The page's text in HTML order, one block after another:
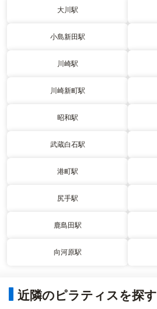
大川駅
小島新田駅
川崎駅
川崎新町駅
昭和駅
武蔵白石駅
港町駅
尻手駅
鹿島田駅
向河原駅
近隣のピラティスを探す